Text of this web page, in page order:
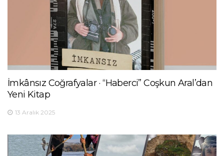
İmkânsız Coğrafyalar · “Haberci” Coşkun Aral’dan
Yeni Kitap
13 Aralık 2025